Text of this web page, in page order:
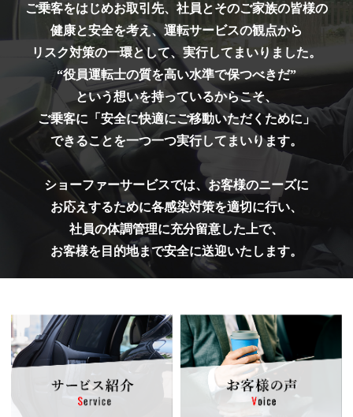
ご乗客をはじめお取引先、社員とそのご家族の皆様の
健康と安全を考え、運転サービスの観点から
リスク対策の一環として、実行してまいりました。
“役員運転士の質を高い水準で保つべきだ”
という想いを持っているからこそ、
ご乗客に「安全に快適にご移動いただくために」
できることを一つ一つ実行してまいります。
ショーファーサービスでは、お客様のニーズに
お応えするために各感染対策を適切に行い、
社員の体調管理に充分留意した上で、
お客様を目的地まで安全に送迎いたします。